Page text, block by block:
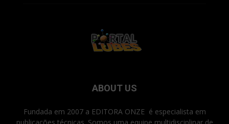
ABOUT US
Fundada em 2007 a EDITORA ONZE é especialista em